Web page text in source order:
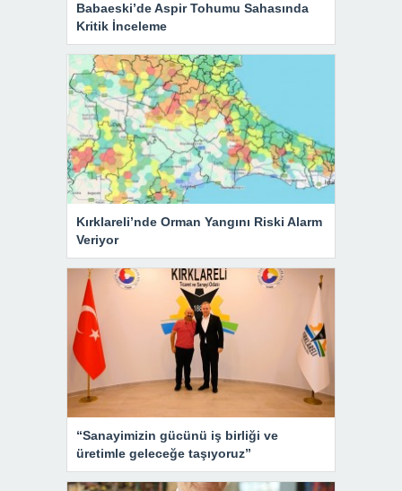
Babaeski’de Aspir Tohumu Sahasında
Kritik İnceleme
Kırklareli’nde Orman Yangını Riski Alarm
Veriyor
“Sanayimizin gücünü iş birliği ve
üretimle geleceğe taşıyoruz”